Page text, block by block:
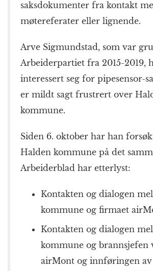
saksdokumenter fra kontakt
møtereferater eller lignende.
Arve Sigmundstad, som var
Arbeiderpartiet fra 2015-2019,
interessert seg for pipesensor-
er mildt sagt frustrert over
kommune.
Siden 6. oktober har han
Halden kommune på det
Arbeiderblad har etterlyst:
Kontakten og dialogen
kommune og firmaet
Kontakten og dialogen
kommune og brannsjefen
airMont og innføringen